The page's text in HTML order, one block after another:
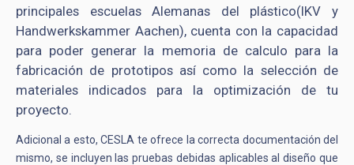
principales escuelas Alemanas del plástico(IKV y
Handwerkskammer Aachen), cuenta con la capacidad
para poder generar la memoria de calculo para la
fabricación de prototipos así como la selección de
materiales indicados para la optimización de tu
proyecto.
Adicional a esto, CESLA te ofrece la correcta documentación del
mismo, se incluyen las pruebas debidas aplicables al diseño que